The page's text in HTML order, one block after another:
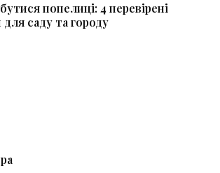
попелиці: 4 перевірені
для саду та городу